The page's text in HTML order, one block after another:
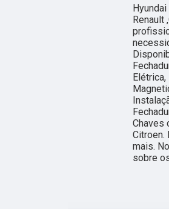
Renault
Chaves
Citroen.
mais.
sobre